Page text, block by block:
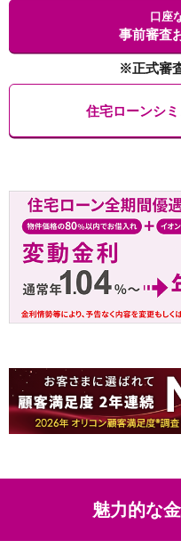
口座
事前審査
※正式審
住宅ローンシ
魅力的な